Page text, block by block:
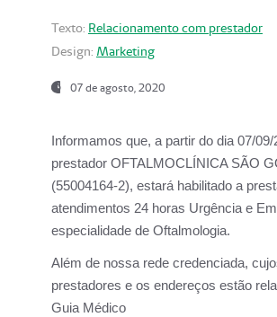
Texto: Relacionamento com prestador
Design: Marketing
07 de agosto, 2020
Informamos que, a partir do dia07/09/
prestador OFTALMOCLÍNICA SÃO
(55004164-2), estará habilitado a
atendimentos 24 horas Urgência e
especialidade de Oftalmologia.
Além de nossa rede credenciada,
prestadores e os endereços estão
Guia Médico